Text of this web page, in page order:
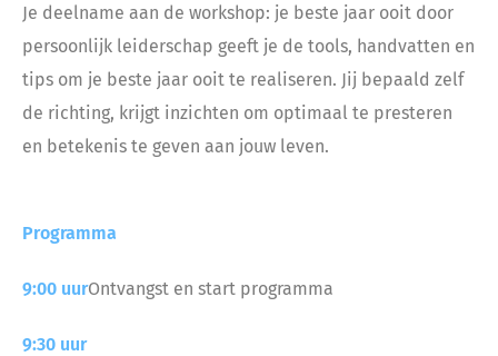
Je deelname aan de workshop: je beste jaar ooit door
persoonlijk leiderschap geeft je de tools, handvatten en
tips om je beste jaar ooit te realiseren. Jij bepaald zelf
de richting, krijgt inzichten om optimaal te presteren
en betekenis te geven aan jouw leven.
Programma
9:00 uurOntvangst en start programma
9:30 uur